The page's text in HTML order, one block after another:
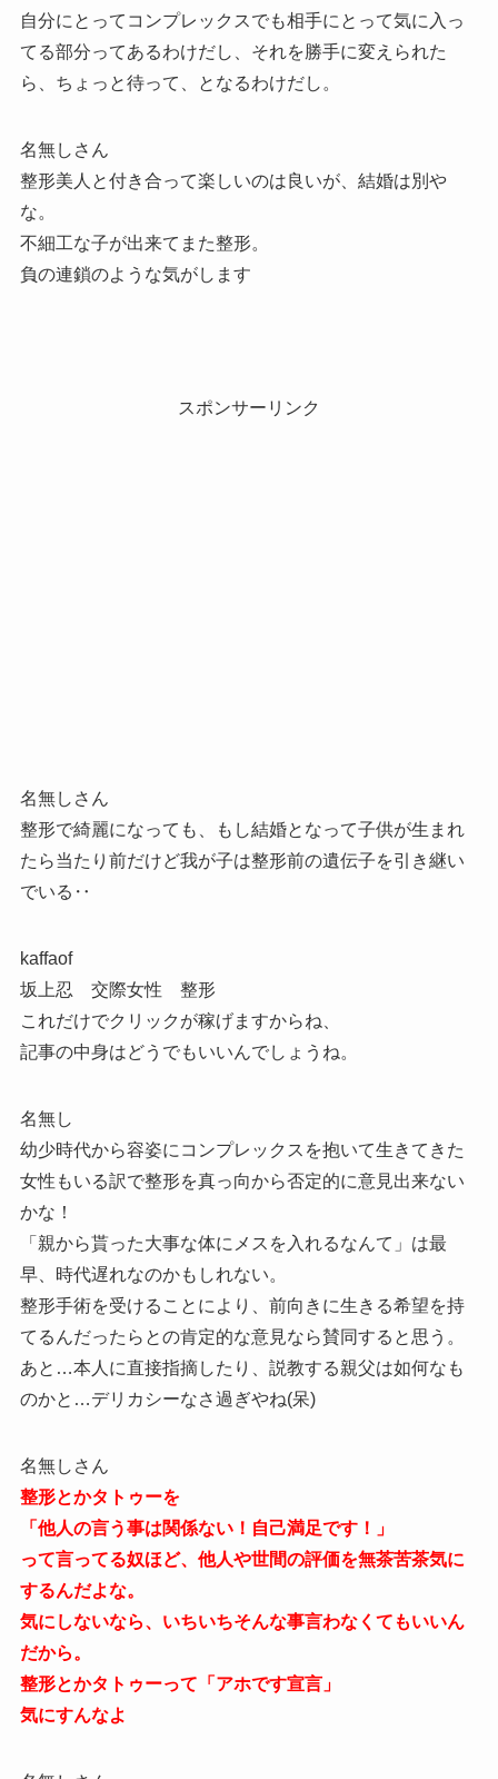
自分にとってコンプレックスでも相手にとって気に入っ
てる部分ってあるわけだし、それを勝手に変えられた
ら、ちょっと待って、となるわけだし。
名無しさん
整形美人と付き合って楽しいのは良いが、結婚は別や
な。
不細工な子が出来てまた整形。
負の連鎖のような気がします
スポンサーリンク
名無しさん
整形で綺麗になっても、もし結婚となって子供が生まれ
たら当たり前だけど我が子は整形前の遺伝子を引き継い
でいる‥
kaffaof
坂上忍 交際女性 整形
これだけでクリックが稼げますからね、
記事の中身はどうでもいいんでしょうね。
名無し
幼少時代から容姿にコンプレックスを抱いて生きてきた
女性もいる訳で整形を真っ向から否定的に意見出来ない
かな！
「親から貰った大事な体にメスを入れるなんて」は最
早、時代遅れなのかもしれない。
整形手術を受けることにより、前向きに生きる希望を持
てるんだったらとの肯定的な意見なら賛同すると思う。
あと…本人に直接指摘したり、説教する親父は如何なも
のかと…デリカシーなさ過ぎやね(呆)
名無しさん
整形とかタトゥーを
「他人の言う事は関係ない！自己満足です！」
って言ってる奴ほど、他人や世間の評価を無茶苦茶気に
するんだよな。
気にしないなら、いちいちそんな事言わなくてもいいん
だから。
整形とかタトゥーって「アホです宣言」
気にすんなよ